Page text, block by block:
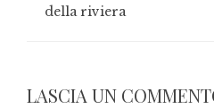
della riviera
LASCIA UN